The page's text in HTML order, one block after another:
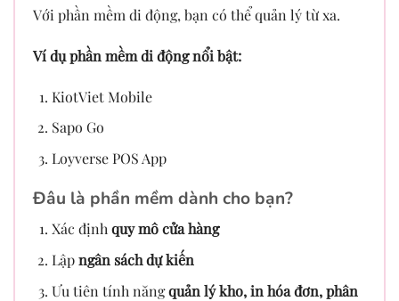
Với phần mềm di động, bạn có thể quản lý từ xa.
Ví dụ phần mềm di động nổi bật:
KiotViet Mobile
Sapo Go
Loyverse POS App
Đâu là phần mềm dành cho bạn?
Xác địnhquy mô cửa hàng
Lậpngân sách dự kiến
Ưu tiên tính năngquản lý kho, in hóa đơn, phân